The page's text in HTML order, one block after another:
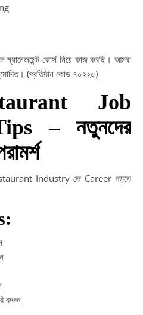
ম্যানেজমেন্ট কোর্স নিয়ে কাজ করছি। আমরা
(প্রতিষ্ঠান কোড ৭০২২০)
Job
– নতুনদের
Industry তে Career গড়তে
করুন